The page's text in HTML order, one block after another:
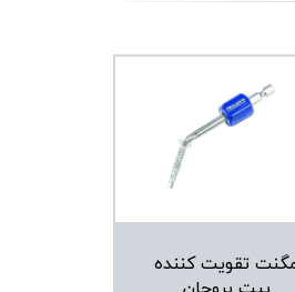
تقویت کننده